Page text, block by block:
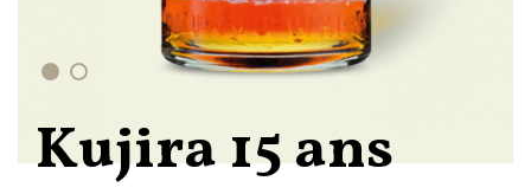
Kujira 15 ans